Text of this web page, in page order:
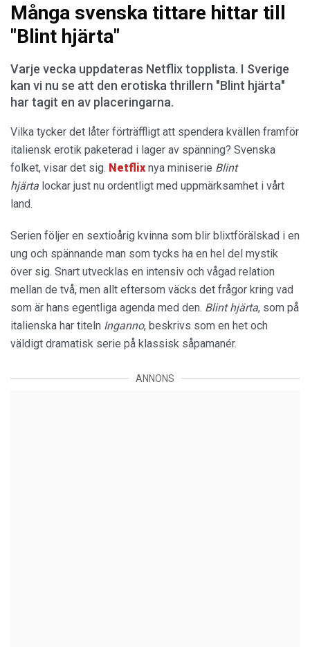
Många svenska tittare hittar till
"Blint hjärta"
Varje vecka uppdateras Netflix topplista. I Sverige
kan vi nu se att den erotiska thrillern "Blint hjärta"
har tagit en av placeringarna.
Vilka tycker det låter förträffligt att spendera kvällen framför
italiensk erotik paketerad i lager av spänning? Svenska
folket, visar det sig. Netflix nya miniserie Blint
hjärta lockar just nu ordentligt med uppmärksamhet i vårt
land.
Serien följer en sextioårig kvinna som blir blixtförälskad i en
ung och spännande man som tycks ha en hel del mystik
över sig. Snart utvecklas en intensiv och vågad relation
mellan de två, men allt eftersom väcks det frågor kring vad
som är hans egentliga agenda med den. Blint hjärta, som på
italienska har titeln Inganno, beskrivs som en het och
väldigt dramatisk serie på klassisk såpamanér.
ANNONS